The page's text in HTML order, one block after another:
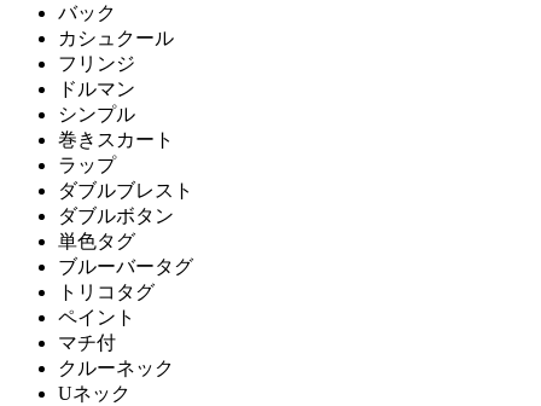
バック
カシュクール
フリンジ
ドルマン
シンプル
巻きスカート
ラップ
ダブルブレスト
ダブルボタン
単色タグ
ブルーバータグ
トリコタグ
ペイント
マチ付
クルーネック
Uネック